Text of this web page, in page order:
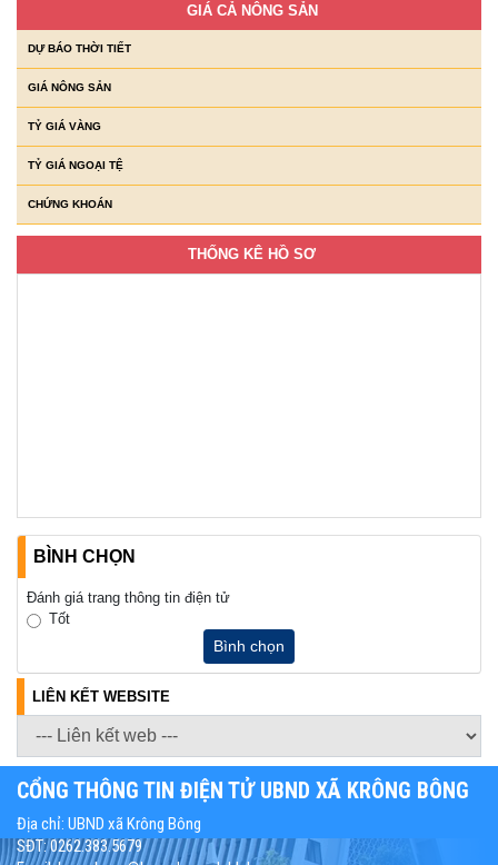
GIÁ CẢ NÔNG SẢN
DỰ BÁO THỜI TIẾT
GIÁ NÔNG SẢN
TỶ GIÁ VÀNG
TỶ GIÁ NGOẠI TỆ
CHỨNG KHOÁN
THỐNG KÊ HỒ SƠ
BÌNH CHỌN
Đánh giá trang thông tin điện tử
Tốt
Bình chọn
LIÊN KẾT WEBSITE
CỔNG THÔNG TIN ĐIỆN TỬ UBND XÃ KRÔNG BÔNG
Địa chỉ: UBND xã Krông Bông
SĐT: 0262.383.5679